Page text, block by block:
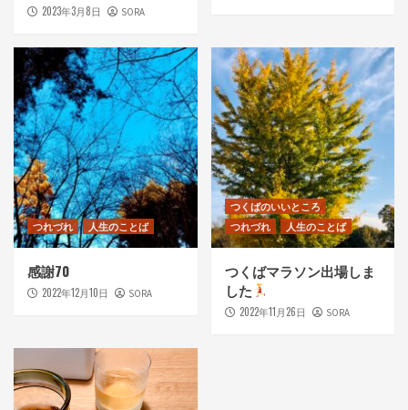
2023年3月8日 SORA
つれづれ 人生のことば
感謝70
2022年12月10日 SORA
つくばのいいところ
つれづれ
人生のことば
つくばマラソン出場しま
した
2022年11月26日 SORA